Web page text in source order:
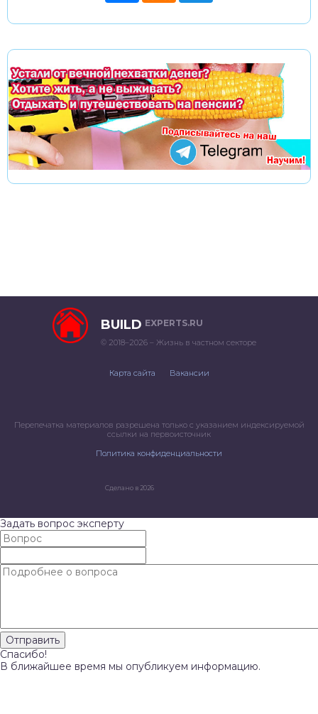
BUILD EXPERTS.RU
© 2018–2026 – Жизнь в частном секторе
Карта сайта Вакансии
Перепечатка материалов разрешена только с указанием индексируемой
ссылки на первоисточник
Политика конфиденциальности
Сделано в 2026
Задать вопрос эксперту
Спасибо!
В ближайшее время мы опубликуем информацию.